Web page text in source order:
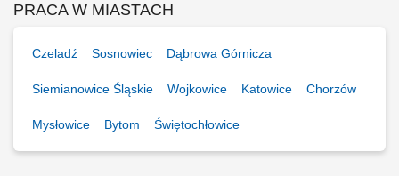
PRACA W MIASTACH
Czeladź Sosnowiec Dąbrowa Górnicza
Siemianowice Śląskie Wojkowice Katowice Chorzów
Mysłowice Bytom Świętochłowice